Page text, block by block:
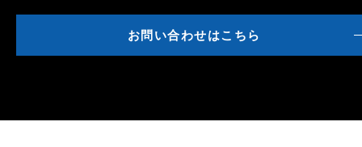
お問い合わせはこちら